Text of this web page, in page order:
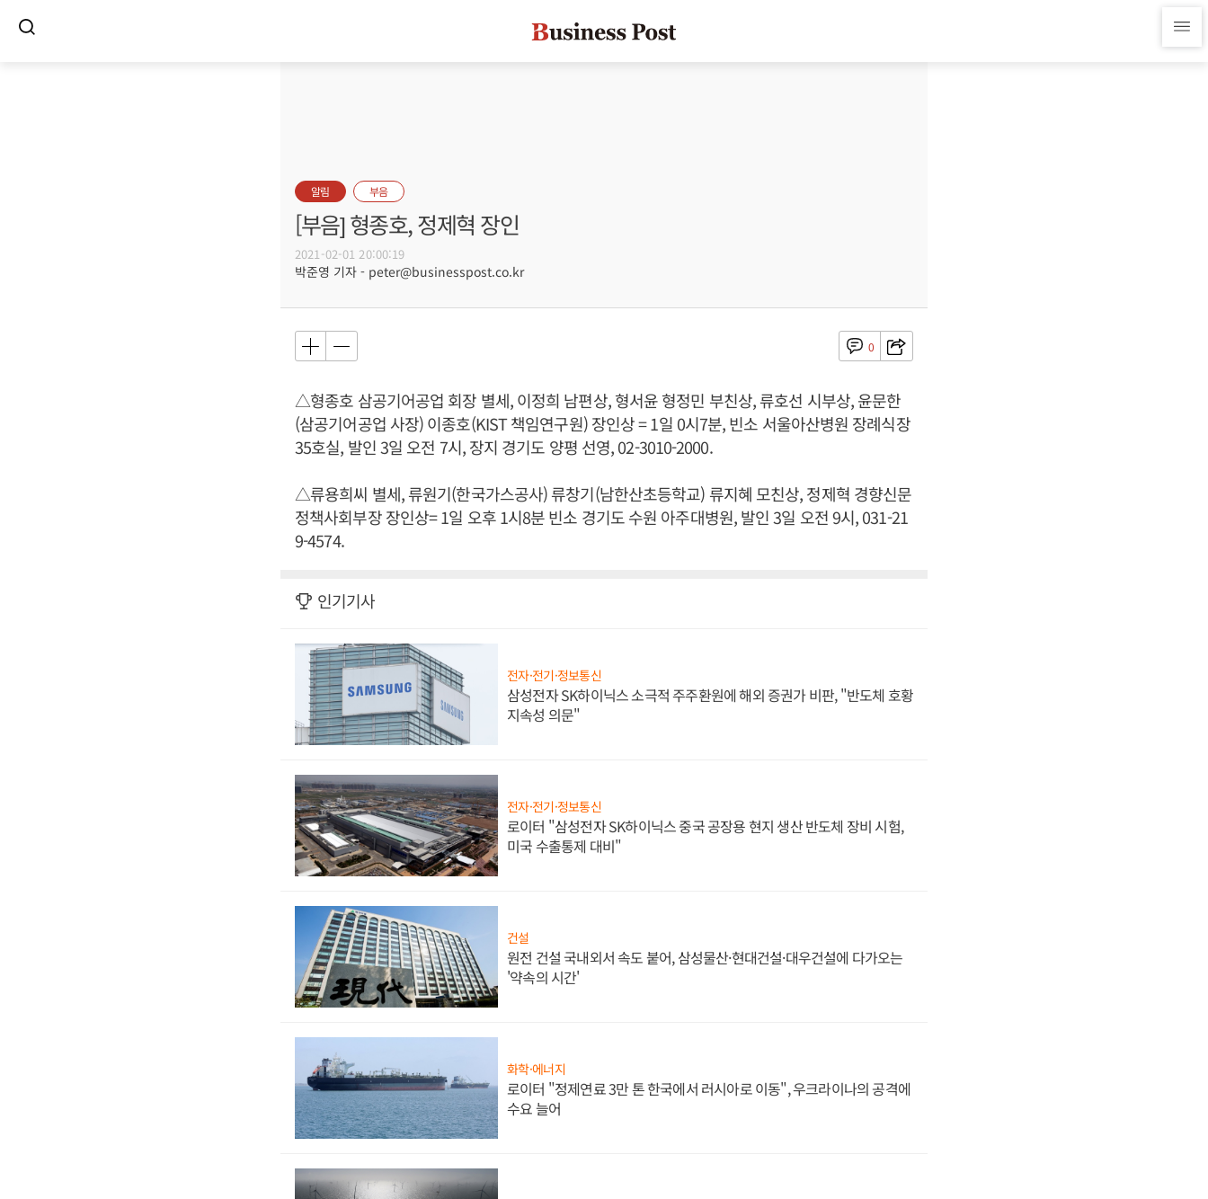
알림 부음
[부음] 형종호, 정제혁 장인
2021-02-01 20:00:19
박준영 기자 - peter@businesspost.co.kr
0
△형종호 삼공기어공업 회장 별세, 이정희 남편상, 형서윤 형정민 부친상, 류호선 시부상, 윤문한
(삼공기어공업 사장) 이종호(KIST 책임연구원) 장인상 = 1일 0시7분, 빈소 서울아산병원 장례식장
35호실, 발인 3일 오전 7시, 장지 경기도 양평 선영, 02-3010-2000.
△류용희씨 별세, 류원기(한국가스공사) 류창기(남한산초등학교) 류지혜 모친상, 정제혁 경향신문
정책사회부장 장인상= 1일 오후 1시8분 빈소 경기도 수원 아주대병원, 발인 3일 오전 9시, 031-21
9-4574.
인기기사
전자·전기·정보통신
삼성전자 SK하이닉스 소극적 주주환원에 해외 증권가 비판, "반도체 호황
지속성 의문"
전자·전기·정보통신
로이터 "삼성전자 SK하이닉스 중국 공장용 현지 생산 반도체 장비 시험,
미국 수출통제 대비"
건설
원전 건설 국내외서 속도 붙어, 삼성물산·현대건설·대우건설에 다가오는
'약속의 시간'
화학·에너지
로이터 "정제연료 3만 톤 한국에서 러시아로 이동", 우크라이나의 공격에
수요 늘어